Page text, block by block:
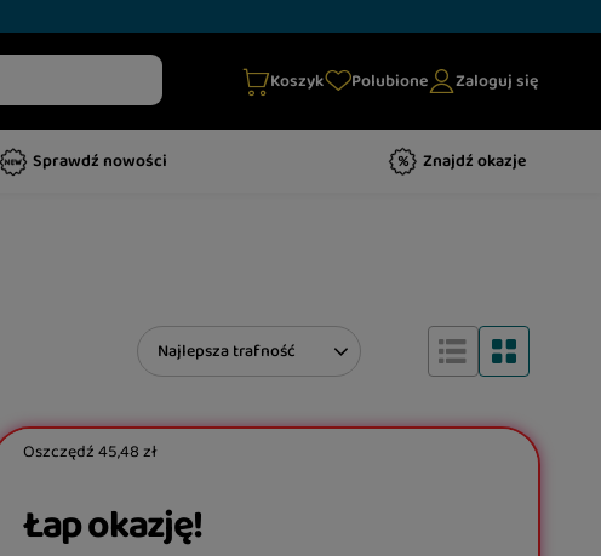
Koszyk Polubione Zaloguj się
Sprawdź nowości Znajdź okazje
Zmień sortowanie
Najlepsza trafność
Oszczędź45,48 zł
Łap okazję!